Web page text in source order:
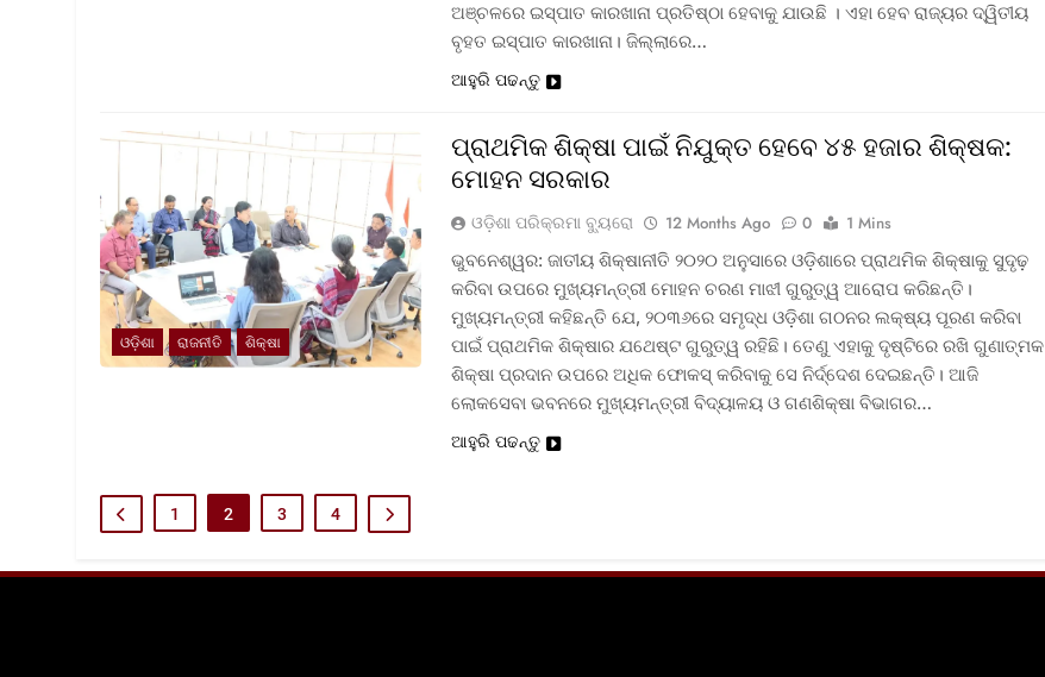
ଅଞ୍ଚଳରେ ଇସ୍ପାତ କାରଖାନା ପ୍ରତିଷ୍ଠା ହେବାକୁ ଯାଉଛି । ଏହା ହେବ ରାଜ୍ୟର ଦ୍ୱିତୀୟ
ବୃହତ ଇସ୍ପାତ କାରଖାନା। ଜିଲ୍ଲାରେ…
ଆହୁରି ପଢନ୍ତୁ
ଓଡ଼ିଶା ରାଜନୀତି ଶିକ୍ଷା
ପ୍ରାଥମିକ ଶିକ୍ଷା ପାଇଁ ନିଯୁକ୍ତ ହେବେ ୪୫ ହଜାର ଶିକ୍ଷକ:
ମୋହନ ସରକାର
ଓଡ଼ିଶା ପରିକ୍ରମା ବ୍ୟୁରୋ 12 Months Ago 0
1 Mins
ଭୁବନେଶ୍ୱର: ଜାତୀୟ ଶିକ୍ଷାନୀତି ୨୦୨୦ ଅନୁସାରେ ଓଡ଼ିଶାରେ ପ୍ରାଥମିକ ଶିକ୍ଷାକୁ ସୁଦୃଢ଼
କରିବା ଉପରେ ମୁଖ୍ୟମନ୍ତ୍ରୀ ମୋହନ ଚରଣ ମାଝୀ ଗୁରୁତ୍ୱ ଆରୋପ କରିଛନ୍ତି।
ମୁଖ୍ୟମନ୍ତ୍ରୀ କହିଛନ୍ତି ଯେ, ୨୦୩୬ରେ ସମୃଦ୍ଧ ଓଡ଼ିଶା ଗଠନର ଲକ୍ଷ୍ୟ ପୂରଣ କରିବା
ପାଇଁ ପ୍ରାଥମିକ ଶିକ୍ଷାର ଯଥେଷ୍ଟ ଗୁରୁତ୍ୱ ରହିଛି। ତେଣୁ ଏହାକୁ ଦୃଷ୍ଟିରେ ରଖି ଗୁଣାତ୍ମକ
ଶିକ୍ଷା ପ୍ରଦାନ ଉପରେ ଅଧିକ ଫୋକସ୍ କରିବାକୁ ସେ ନିର୍ଦ୍ଦେଶ ଦେଇଛନ୍ତି। ଆଜି
ଲୋକସେବା ଭବନରେ ମୁଖ୍ୟମନ୍ତ୍ରୀ ବିଦ୍ୟାଳୟ ଓ ଗଣଶିକ୍ଷା ବିଭାଗର…
ଆହୁରି ପଢନ୍ତୁ
1 2 3 4